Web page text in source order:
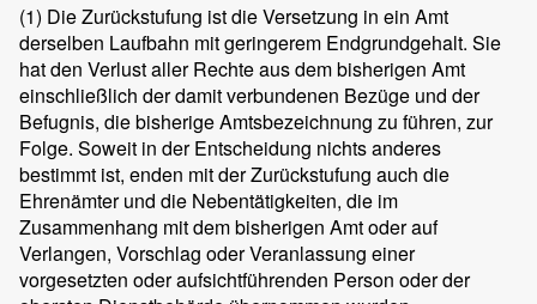
(1) Die Zurückstufung ist die Versetzung in ein Amt
derselben Laufbahn mit geringerem Endgrundgehalt. Sie
hat den Verlust aller Rechte aus dem bisherigen Amt
einschließlich der damit verbundenen Bezüge und der
Befugnis, die bisherige Amtsbezeichnung zu führen, zur
Folge. Soweit in der Entscheidung nichts anderes
bestimmt ist, enden mit der Zurückstufung auch die
Ehrenämter und die Nebentätigkeiten, die im
Zusammenhang mit dem bisherigen Amt oder auf
Verlangen, Vorschlag oder Veranlassung einer
vorgesetzten oder aufsichtführenden Person oder der